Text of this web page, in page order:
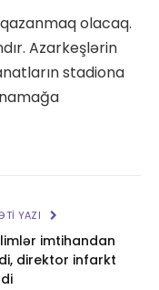
olacaq.
Azarkeşlərin
stadiona
YAZI
imtihandan
direktor infarkt